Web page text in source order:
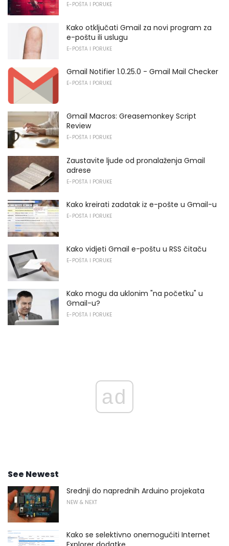
E-POŠTA I PORUKE
Kako otključati Gmail za novi program za
e-poštu ili uslugu
E-POŠTA I PORUKE
Gmail Notifier 1.0.25.0 - Gmail Mail Checker
E-POŠTA I PORUKE
Gmail Macros: Greasemonkey Script
Review
E-POŠTA I PORUKE
Zaustavite ljude od pronalaženja Gmail
adrese
E-POŠTA I PORUKE
Kako kreirati zadatak iz e-pošte u Gmail-u
E-POŠTA I PORUKE
Kako vidjeti Gmail e-poštu u RSS čitaču
E-POŠTA I PORUKE
Kako mogu da uklonim "na početku" u
Gmail-u?
E-POŠTA I PORUKE
ad
See Newest
Srednji do naprednih Arduino projekata
NEW & NEXT
Kako se selektivno onemogućiti Internet